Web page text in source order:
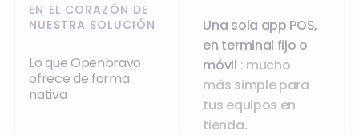
EN EL CORAZÓN DE
NUESTRA SOLUCIÓN
Lo que Openbravo
ofrece de forma
nativa
Una sola app POS,
en terminal fijo o
móvil : mucho
más simple para
tus equipos en
tienda.